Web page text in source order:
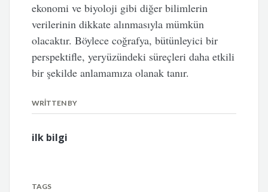
ekonomi ve biyoloji gibi diğer bilimlerin
verilerinin dikkate alınmasıyla mümkün
olacaktır. Böylece coğrafya, bütünleyici bir
perspektifle, yeryüzündeki süreçleri daha etkili
bir şekilde anlamamıza olanak tanır.
WRITTEN BY
ilk bilgi
TAGS